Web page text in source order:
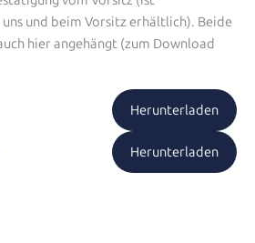
und beim Vorsitz erhältlich). Beide
hier angehängt (zum Download
Herunterladen
Herunterladen